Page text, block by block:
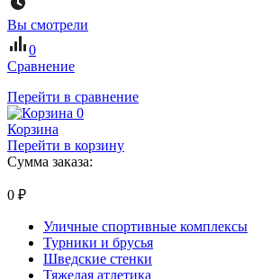
Вы смотрели
0
Сравнение
Перейти в сравнение
0
Корзина
Перейти в корзину
Сумма заказа:
0 ₽
Уличные спортивные комплексы
Турники и брусья
Шведские стенки
Тяжелая атлетика